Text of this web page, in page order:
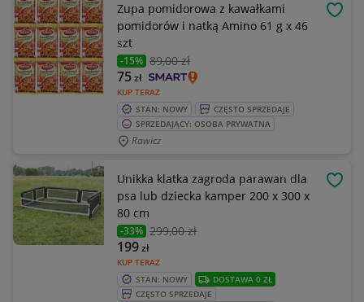
Zupa pomidorowa z kawałkami
pomidorów i natką Amino 61 g x 46
szt
-15% 89,00 zł
KUP TERAZ
75zł
STAN: NOWY
CZĘSTO SPRZEDAJE
SPRZEDAJĄCY: OSOBA PRYWATNA
Rawicz
Unikka klatka zagroda parawan dla
psa lub dziecka kamper 200 x 300 x
80 cm
-33% 299,00 zł
KUP TERAZ
199zł
STAN: NOWY
DOSTAWA 0 ZŁ
CZĘSTO SPRZEDAJE